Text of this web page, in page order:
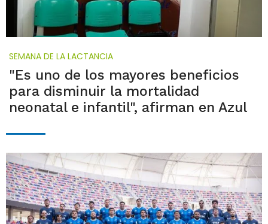
SEMANA DE LA LACTANCIA
"Es uno de los mayores beneficios
para disminuir la mortalidad
neonatal e infantil", afirman en Azul